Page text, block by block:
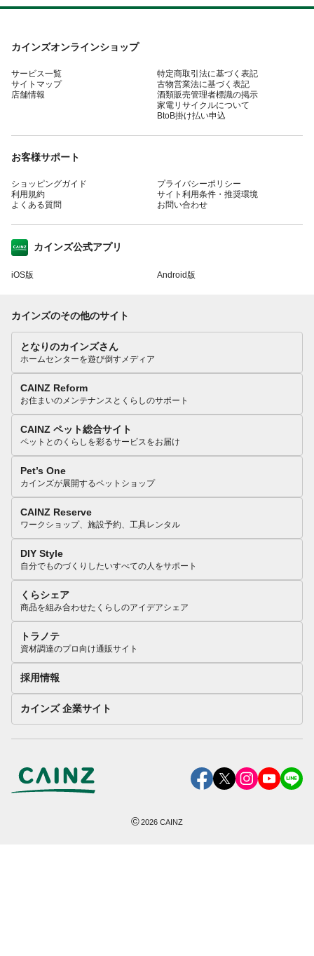
カインズオンラインショップ
サービス一覧
サイトマップ
店舗情報
特定商取引法に基づく表記
古物営業法に基づく表記
酒類販売管理者標識の掲示
家電リサイクルについて
BtoB掛け払い申込
お客様サポート
ショッピングガイド
利用規約
よくある質問
プライバシーポリシー
サイト利用条件・推奨環境
お問い合わせ
カインズ公式アプリ
iOS版 Android版
カインズのその他のサイト
となりのカインズさん
ホームセンターを遊び倒すメディア
CAINZ Reform
お住まいのメンテナンスとくらしのサポート
CAINZ ペット総合サイト
ペットとのくらしを彩るサービスをお届け
Pet’s One
カインズが展開するペットショップ
CAINZ Reserve
ワークショップ、施設予約、工具レンタル
DIY Style
自分でものづくりしたいすべての人をサポート
くらシェア
商品を組み合わせたくらしのアイデアシェア
トラノテ
資材調達のプロ向け通販サイト
採用情報
カインズ 企業サイト
©2026 CAINZ